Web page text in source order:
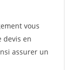
vous
devis en
assurer un